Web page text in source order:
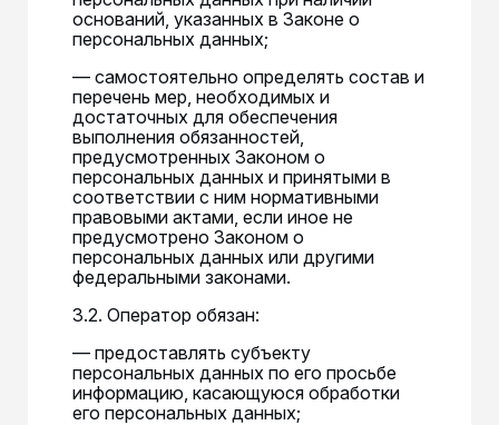
оснований, указанных в Законе о
персональных данных;
— самостоятельно определять состав и
перечень мер, необходимых и
достаточных для обеспечения
выполнения обязанностей,
предусмотренных Законом о
персональных данных и принятыми в
соответствии с ним нормативными
правовыми актами, если иное не
предусмотрено Законом о
персональных данных или другими
федеральными законами.
3.2. Оператор обязан:
— предоставлять субъекту
персональных данных по его просьбе
информацию, касающуюся обработки
его персональных данных;